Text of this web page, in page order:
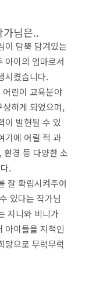
님은..
이 담뿍 담겨있는
아이의 엄마로서
시켰습니다.
린이 교육분야
하게 되었으며,
이 발현될 수 있
기에 어릴 적 과
환경 등 다양한 소
.
잘 확립시켜주어
있다는 작가님
지니와 비니가
아이들을 지적인
망으로 무럭무럭